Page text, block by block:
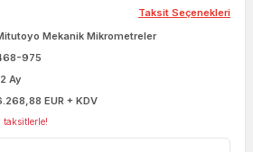
Taksit Seçenekleri
Mekanik Mikrometreler
975
Ay
EUR + KDV
taksitlerle!